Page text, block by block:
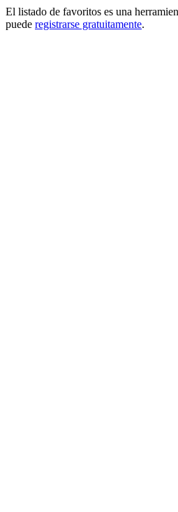
El listado de favoritos es una
puede registrarse gratuitamente.